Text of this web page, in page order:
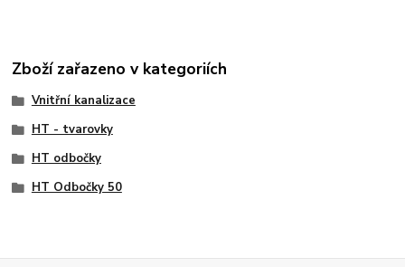
Zboží zařazeno v kategoriích
Vnitřní kanalizace
HT - tvarovky
HT odbočky
HT Odbočky 50